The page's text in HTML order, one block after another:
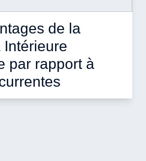
de la
Intérieure
par rapport à